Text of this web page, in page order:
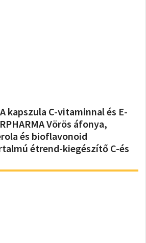
kapszula C-vitaminnal és E-
Vörös áfonya,
és bioflavonoid
étrend-kiegészítő C-és